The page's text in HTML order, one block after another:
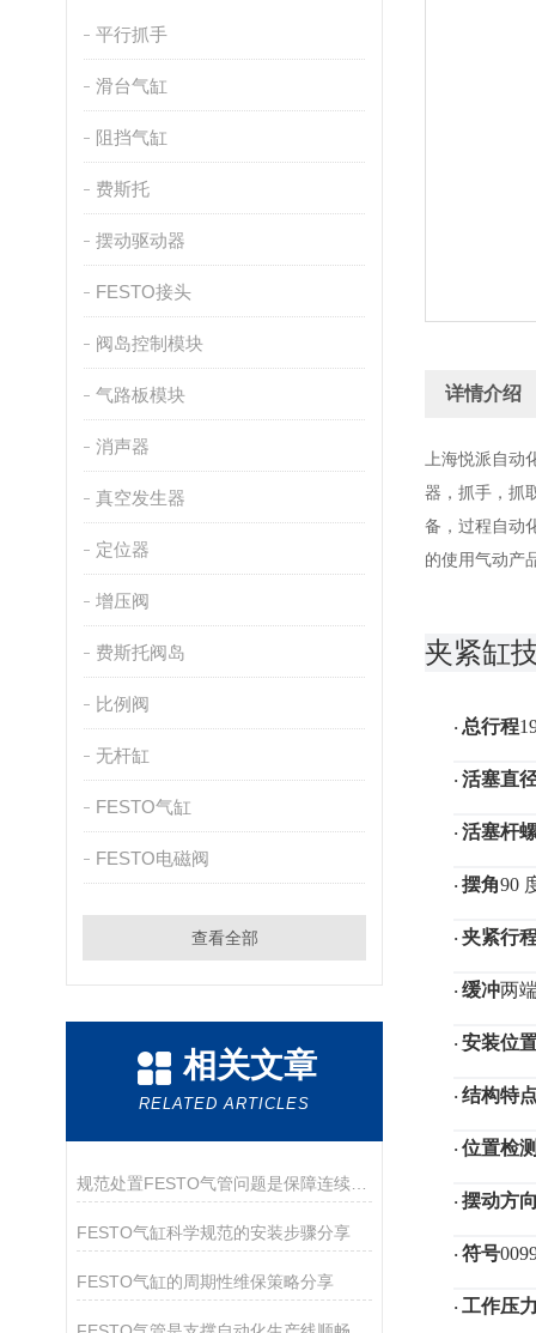
平行抓手
滑台气缸
阻挡气缸
费斯托
摆动驱动器
FESTO接头
阀岛控制模块
气路板模块
消声器
真空发生器
定位器
增压阀
费斯托阀岛
比例阀
无杆缸
FESTO气缸
FESTO电磁阀
查看全部
相关文章
RELATED ARTICLES
规范处置FESTO气管问题是保障连续供气的关键
FESTO气缸科学规范的安装步骤分享
FESTO气缸的周期性维保策略分享
详情介绍
上海悦派自
器，抓手，抓
备，过程自动
的使用气动产
夹紧缸
· 总行程
· 活塞直
· 活塞杆
· 摆角90
· 夹紧行
· 缓冲两
· 安装位
· 结构特
· 位置检
· 摆动方
· 符号
· 工作压